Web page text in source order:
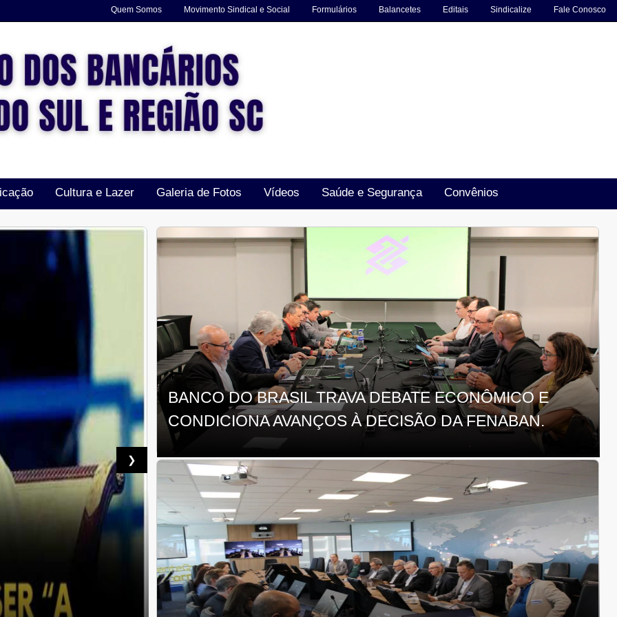
Fale Conosco
Sindicalize
Editais
Balancetes
Formulários
Movimento Sindical e Social
Quem Somos
Cultura e Lazer Galeria de Fotos Vídeos Saúde e Segurança Convênios
❯
BANCO DO BRASIL TRAVA DEBATE ECONÔMICO E
CONDICIONA AVANÇOS À DECISÃO DA FENABAN.